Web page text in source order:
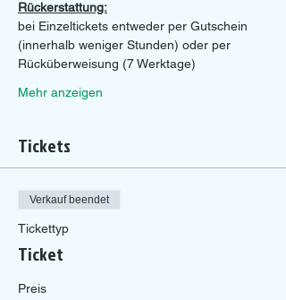
Rückerstattung:
bei Einzeltickets entweder per Gutschein
(innerhalb weniger Stunden) oder per
Rücküberweisung (7 Werktage)
Mehr anzeigen
Tickets
Verkauf beendet
Tickettyp
Ticket
Preis